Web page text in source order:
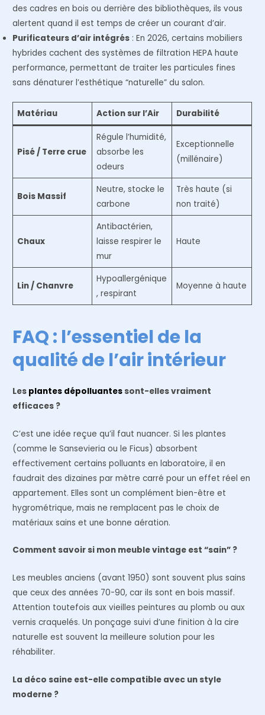
des cadres en bois ou derrière des bibliothèques, ils vous
alertent quand il est temps de créer un courant d’air.
Purificateurs d’air intégrés : En 2026, certains mobiliers
hybrides cachent des systèmes de filtration HEPA haute
performance, permettant de traiter les particules fines
sans dénaturer l’esthétique “naturelle” du salon.
Matériau Action sur l’Air Durabilité
Pisé / Terre crue
Régule l’humidité,
absorbe les
odeurs
Exceptionnelle
(millénaire)
Bois Massif
Neutre, stocke le
carbone
Très haute (si
non traité)
Chaux
Antibactérien,
laisse respirer le
mur
Haute
Lin / Chanvre
Hypoallergénique
, respirant
Moyenne à haute
FAQ : l’essentiel de la
qualité de l’air intérieur
Les plantes dépolluantessont-elles vraiment
efficaces ?
C’est une idée reçue qu’il faut nuancer. Si les plantes
(comme le Sansevieria ou le Ficus) absorbent
effectivement certains polluants en laboratoire, il en
faudrait des dizaines par mètre carré pour un effet réel en
appartement. Elles sont un complément bien-être et
hygrométrique, mais ne remplacent pas le choix de
matériaux sains et une bonne aération.
Comment savoir si mon meuble vintage est “sain” ?
Les meubles anciens (avant 1950) sont souvent plus sains
que ceux des années 70-90, car ils sont en bois massif.
Attention toutefois aux vieilles peintures au plomb ou aux
vernis craquelés. Un ponçage suivi d’une finition à la cire
naturelle est souvent la meilleure solution pour les
réhabiliter.
La déco saine est-elle compatible avec un style
moderne ?